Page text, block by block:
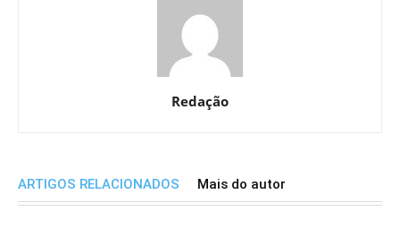
Redação
ARTIGOS RELACIONADOS Mais do autor